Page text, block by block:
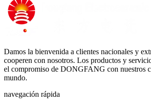
Damos la bienvenida a clientes nacionales y
cooperen con nosotros. Los productos y
el compromiso de DONGFANG con nuestros
mundo.
navegación rápida